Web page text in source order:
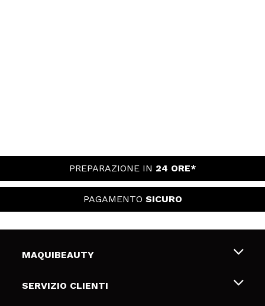
PREPARAZIONE IN 24 ORE*
PAGAMENTO SICURO
MAQUIBEAUTY
Chi siamo
SERVIZIO CLIENTI